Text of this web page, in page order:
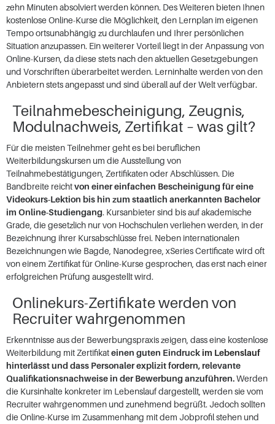
zehn Minuten absolviert werden können. Des Weiteren bieten Ihnen
kostenlose Online-Kurse die Möglichkeit, den Lernplan im eigenen
Tempo ortsunabhängig zu durchlaufen und Ihrer persönlichen
Situation anzupassen. Ein weiterer Vorteil liegt in der Anpassung von
Online-Kursen, da diese stets nach den aktuellen Gesetzgebungen
und Vorschriften überarbeitet werden. Lerninhalte werden von den
Anbietern stets angepasst und sind überall auf der Welt verfügbar.
Teilnahmebescheinigung, Zeugnis,
Modulnachweis, Zertifikat – was gilt?
Für die meisten Teilnehmer geht es bei beruflichen
Weiterbildungskursen um die Ausstellung von
Teilnahmebestätigungen, Zertifikaten oder Abschlüssen. Die
Bandbreite reichtvon einer einfachen Bescheinigung für eine
Videokurs-Lektion bis hin zum staatlich anerkannten Bachelor
im Online-Studiengang. Kursanbieter sind bis auf akademische
Grade, die gesetzlich nur von Hochschulen verliehen werden, in der
Bezeichnung ihrer Kursabschlüsse frei. Neben internationalen
Bezeichnungen wie Bagde, Nanodegree, xSeries Certificate wird oft
von einem Zertifikat für Online-Kurse gesprochen, das erst nach einer
erfolgreichen Prüfung ausgestellt wird.
Onlinekurs-Zertifikate werden von
Recruiter wahrgenommen
Erkenntnisse aus der Bewerbungspraxis zeigen, dass eine kostenlose
Weiterbildung mit Zertifikateinen guten Eindruckim Lebenslauf
hinterlässt und dass Personaler explizit fordern, relevante
Qualifikationsnachweise in der Bewerbung anzuführen.Werden
die Kursinhalte konkreter im Lebenslauf dargestellt, werden sie vom
Recruiter wahrgenommen und zunehmend begrüßt. Jedoch sollten
die Online-Kurse im Zusammenhang mit dem Jobprofil stehen und